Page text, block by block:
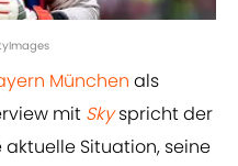
München als
mit Skyspricht der
Situation, seine